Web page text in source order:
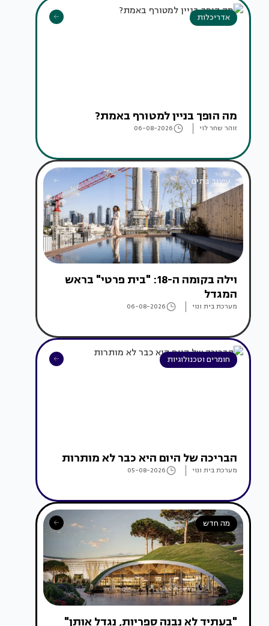
אדריכלות
מה הופך בניין למטורף באמת?
זוהר שחר לוי 06-08-2026
עיצוב בתים
וילה בקומה ה-18: "בית פרטי" בראש
המגדל
מערכת בית ונוי 06-08-2026
חומרים וטכנולוגיות
הבריכה של היום היא כבר לא מותרות
מערכת בית ונוי 05-08-2026
מה חדש
"בעתיד לא נבנה ספריות, נגדל אותן"